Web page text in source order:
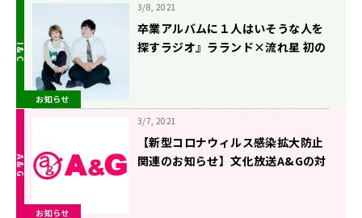
お知らせ
3/8, 2021
卒業アルバムに１人はいそうな人を
探すラジオ』ラランド×流れ星 初の
お知らせ
3/7, 2021
【新型コロナウィルス感染拡大防止
関連のお知らせ】文化放送A&Gの対